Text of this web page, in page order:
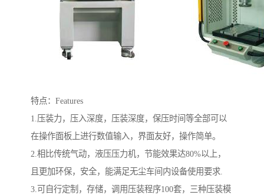
特点：Features
1.压装力，压入深度，压装深度，保压时间等全部可以
在操作面板上进行数值输入，界面友好，操作简单。
2.相比传统气动，液压压力机，节能效果达80%以上，
且更加环保，安全，能满足无尘车间内设备使用要求.
3.可自行定制，存储，调用压装程序100套，三种压装模